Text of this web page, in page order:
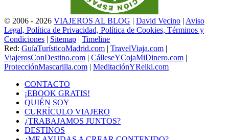
© 2006 - 2026 VIAJEROS AL BLOG | David Vecino | Aviso
Legal, Política de Privacidad, Política de Cookies, Términos y
Condiciones | Sitemap | Timeline
Red: GuíaTurísticoMadrid.com | TravelViaja.com |
ViajerosConDestino.com | CálleseYCojaMiDinero.com |
ProtecciónMascarilla.com | MeditaciónYReiki.com
CONTACTO
¡EBOOK GRATIS!
QUIÉN SOY
CURRÍCULO VIAJERO
¿TRABAJAMOS JUNTOS?
DESTINOS